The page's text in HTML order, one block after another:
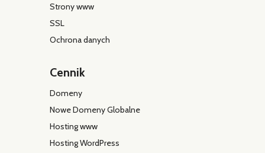
Strony www
SSL
Ochrona danych
Cennik
Domeny
Nowe Domeny Globalne
Hosting www
Hosting WordPress